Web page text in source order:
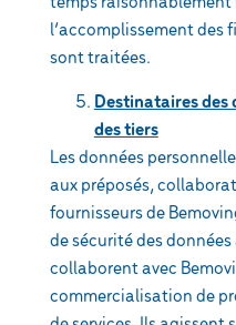
l’accomplissement des
sont traitées.
Destinataires des
des tiers
Les données
aux préposés,
fournisseurs de
de sécurité des
collaborent avec
commercialisation de